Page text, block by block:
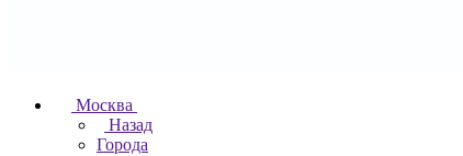
Москва
Назад
Города